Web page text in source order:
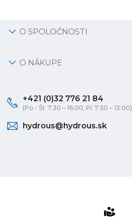
O SPOLOČNOSTI
O NÁKUPE
+421 (0)32 776 21 84
(Po - Št: 7:30 – 16:00, Pi: 7:30 – 13:00)
hydrous@hydrous.sk